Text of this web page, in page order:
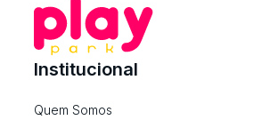
Institucional
Quem Somos